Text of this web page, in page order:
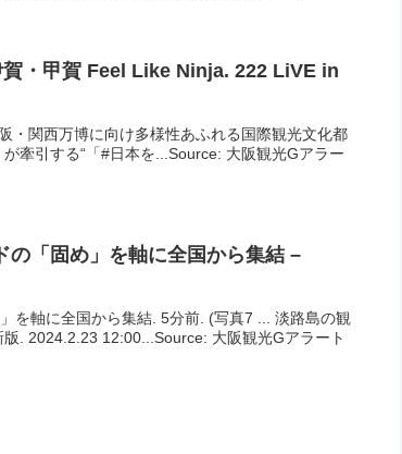
・甲賀 Feel Like Ninja. 222 LiVE in
・関西万博に向け多様性あふれる国際観光文化都
牽引する“「#日本を...Source: 大阪観光Gアラー
の「固め」を軸に全国から集結 –
を軸に全国から集結. 5分前. (写真7 ... 淡路島の観
. 2024.2.23 12:00...Source: 大阪観光Gアラート